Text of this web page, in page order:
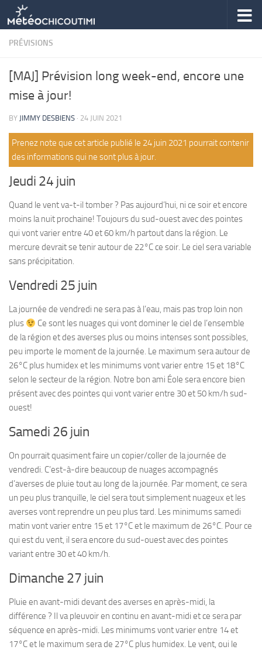
Skip to content
PRÉVISIONS
[MAJ] Prévision long week-end, encore une
mise à jour!
BY JIMMY DESBIENS · 24 JUIN 2021
Prenez note que cet article publié le 24 juin 2021 pourrait contenir
des informations qui ne sont plus à jour.
Jeudi 24 juin
Quand le vent va-t-il tomber ? Pas aujourd’hui, ni ce soir et encore
moins la nuit prochaine! Toujours du sud-ouest avec des pointes
qui vont varier entre 40 et 60 km/h partout dans la région. Le
mercure devrait se tenir autour de 22°C ce soir. Le ciel sera variable
sans précipitation.
Vendredi 25 juin
La journée de vendredi ne sera pas à l’eau, mais pas trop loin non
plus
Ce sont les nuages qui vont dominer le ciel de l’ensemble
de la région et des averses plus ou moins intenses sont possibles,
peu importe le moment de la journée. Le maximum sera autour de
26°C plus humidex et les minimums vont varier entre 15 et 18°C
selon le secteur de la région. Notre bon ami Éole sera encore bien
présent avec des pointes qui vont varier entre 30 et 50 km/h sud-
ouest!
Samedi 26 juin
On pourrait quasiment faire un copier/coller de la journée de
vendredi. C’est-à-dire beaucoup de nuages accompagnés
d’averses de pluie tout au long de la journée. Par moment, ce sera
un peu plus tranquille, le ciel sera tout simplement nuageux et les
averses vont reprendre un peu plus tard. Les minimums samedi
matin vont varier entre 15 et 17°C et le maximum de 26°C. Pour ce
qui est du vent, il sera encore du sud-ouest avec des pointes
variant entre 30 et 40 km/h.
Dimanche 27 juin
Pluie en avant-midi devant des averses en après-midi, la
différence ? Il va pleuvoir en continu en avant-midi et ce sera par
séquence en après-midi. Les minimums vont varier entre 14 et
17°C et le maximum sera de 27°C plus humidex. Le vent, oui le